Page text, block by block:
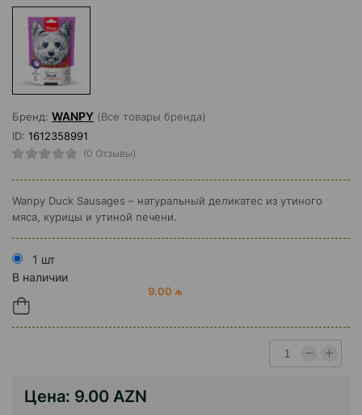
Бренд: WANPY (Все товары бренда)
ID: 1612358991
(0 Отзывы)
Wanpy Duck Sausages – натуральный деликатес из утиного
мяса, курицы и утиной печени.
1 шт
В наличии
9.00 ₼
Цена: 9.00 AZN